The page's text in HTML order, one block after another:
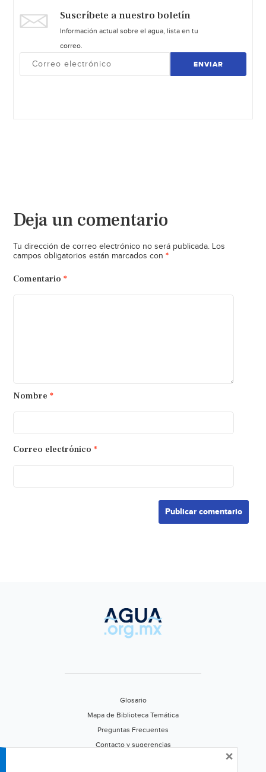
Suscríbete a nuestro boletín
Información actual sobre el agua, lista en tu
correo.
ENVIAR
Deja un comentario
Tu dirección de correo electrónico no será publicada. Los
campos obligatorios están marcados con *
Comentario *
Nombre *
Correo electrónico *
Glosario
Mapa de Biblioteca Temática
Preguntas Frecuentes
Contacto y sugerencias
×